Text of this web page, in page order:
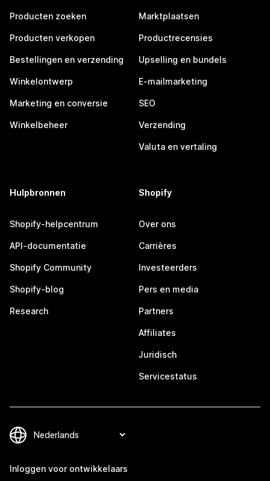
Producten zoeken
Producten verkopen
Bestellingen en verzending
Winkelontwerp
Marketing en conversie
Winkelbeheer
Marktplaatsen
Productrecensies
Upselling en bundels
E-mailmarketing
SEO
Verzending
Valuta en vertaling
Hulpbronnen
Shopify-helpcentrum
API-documentatie
Shopify Community
Shopify-blog
Research
Shopify
Over ons
Carrières
Investeerders
Pers en media
Partners
Affiliates
Juridisch
Servicestatus
Inloggen voor ontwikkelaars